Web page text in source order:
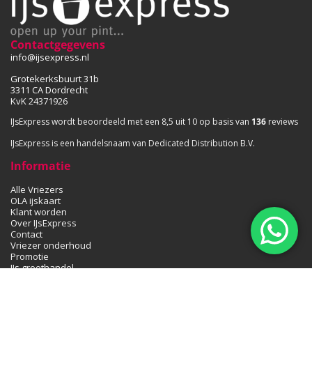
Contactgegevens
info@ijsexpress.nl
Grotekerksbuurt 31b
3311 CA Dordrecht
KvK 24371926
IJsExpress wordt beoordeeld met een 8,5 uit 10 op basis van 136 reviews
IJsExpress is een handelsnaam van Dedicated Distribution B.V.
Informatie
Alle Vriezers
OLA ijskaart
Klant worden
Over IJsExpress
Contact
Vriezer onderhoud
Promotie
IJs groothandel